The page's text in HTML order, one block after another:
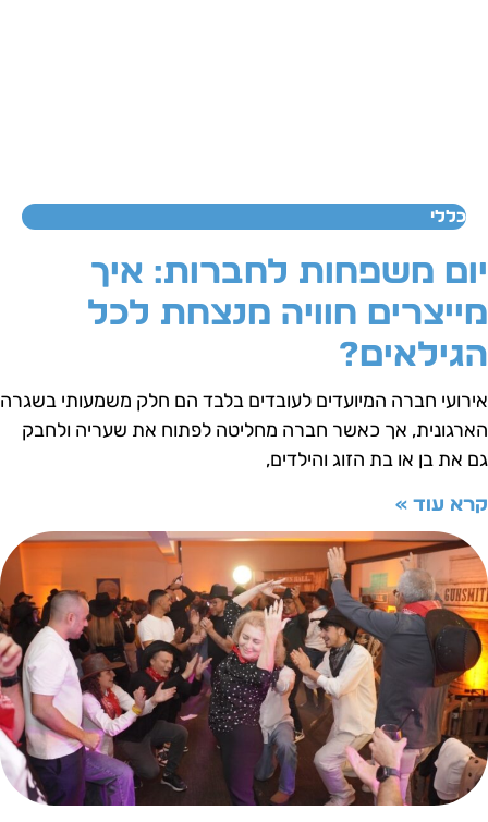
כללי
משפחות לחברות: איך
חוויה מנצחת לכל
חברה המיועדים לעובדים בלבד הם חלק משמעותי בשגרה
אך כאשר חברה מחליטה לפתוח את שעריה ולחבק
את בן או בת הזוג והילדים,
עוד »